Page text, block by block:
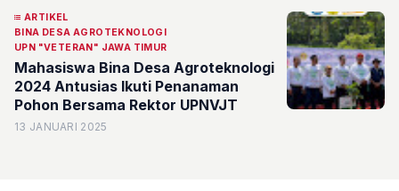
ARTIKEL
BINA DESA AGROTEKNOLOGI
UPN "VETERAN" JAWA TIMUR
Mahasiswa Bina Desa Agroteknologi
2024 Antusias Ikuti Penanaman
Pohon Bersama Rektor UPNVJT
13 JANUARI 2025